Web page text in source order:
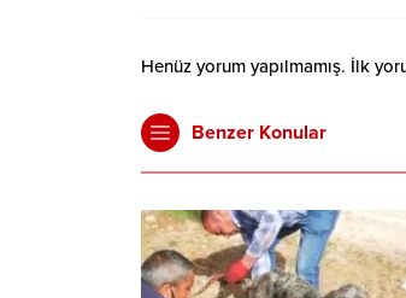
Henüz yorum yapılmamış. İlk
Benzer Konular